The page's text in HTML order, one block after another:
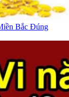
Bắc Đúng